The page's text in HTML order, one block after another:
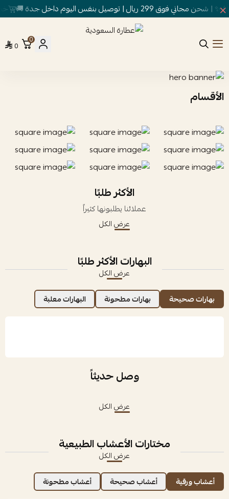
ريال | توصيل بنفس اليوم داخل جدة 🚚 خصم
عطارة السعودية 0
0
الأقسام
الأكثر طلبًا
عملائنا يطلبونها كثيراً
عرض الكل
البهارات الأكثر طلبًا
عرض الكل
بهارات صحيحة
بهارات مطحونة البهارات معلبة
وصل حديثاً
عرض الكل
مختارات الأعشاب الطبيعية
عرض الكل
أعشاب ورقية
أعشاب صحيحة أعشاب مطحونة